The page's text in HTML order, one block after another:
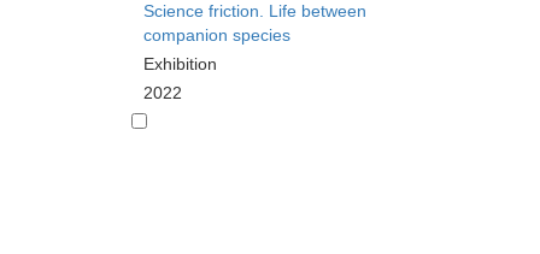
Science friction. Life between
companion species
Exhibition
2022